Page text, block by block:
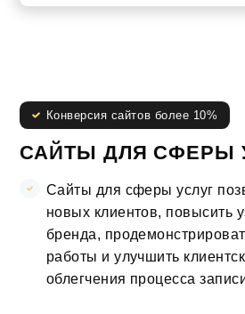
Конверсия сайтов более 10%
САЙТЫ ДЛЯ СФЕРЫ
Сайты для сферы услуг
новых клиентов, повысить
бренда,
работы и улучшить
облегчения процесса